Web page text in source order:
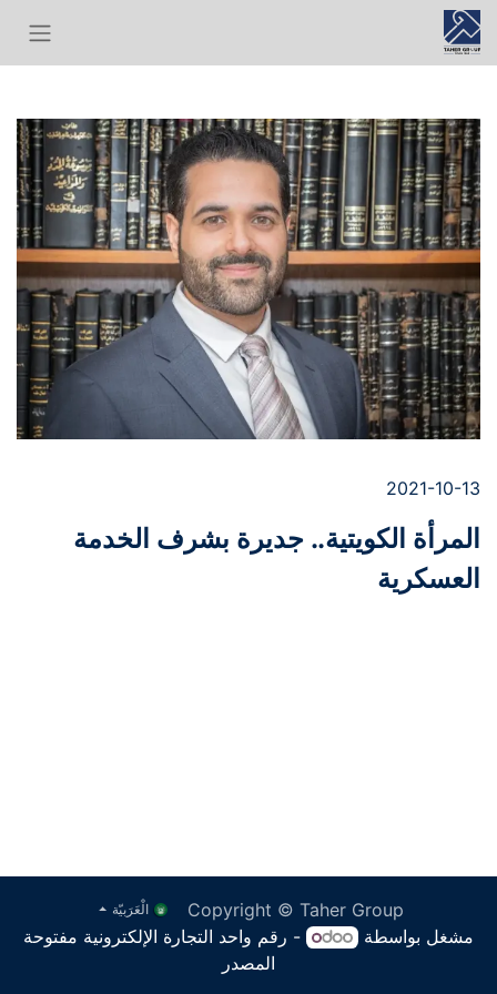
2021-10-13
المرأة الكويتية.. جديرة بشرف الخدمة
العسكرية
Copyright © Taher Group الْعَرَبيّة
مشغل بواسطة - رقم واحد التجارة الإلكترونية مفتوحة
المصدر